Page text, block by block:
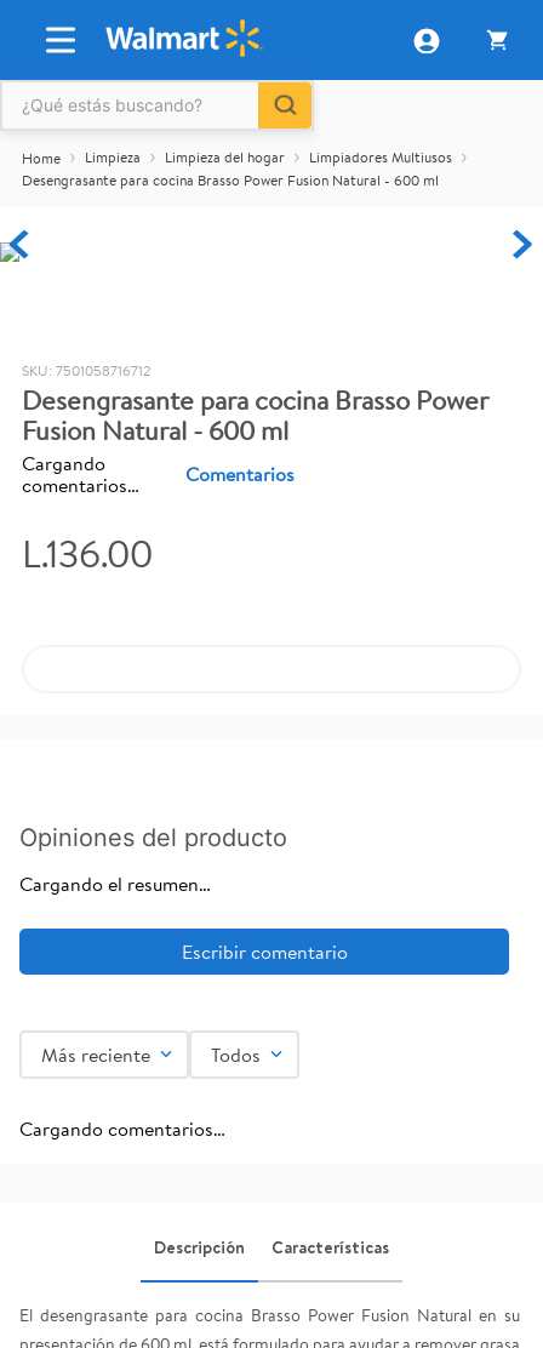
Limpieza Limpieza del hogar
Limpiadores Multiusos
Desengrasante para cocina Brasso Power Fusion Natural - 600 ml
: 7501058716712
Desengrasante para cocina Brasso Power
Fusion Natural - 600 ml
Cargando
comentarios…
Comentarios
L.136.00
Cargando el resumen…
Más reciente Todos
Cargando comentarios…
Descripción Características
El desengrasante para cocina Brasso Power Fusion Natural en su